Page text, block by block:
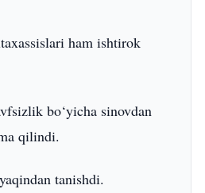
ham ishtirok
bo‘yicha sinovdan
qilindi.
tanishdi.